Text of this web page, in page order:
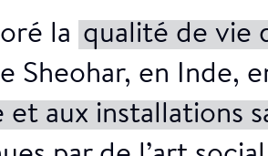
la qualité de vie
Sheohar, en Inde,
et aux installations